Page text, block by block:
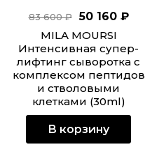
83 600 ₽
50 160 ₽
MILA MOURSI
Интенсивная супер-
лифтинг сыворотка с
комплексом пептидов
и стволовыми
клетками (30ml)
В корзину